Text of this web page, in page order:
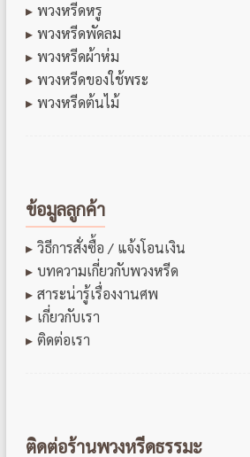
พวงหรีดหรู
พวงหรีดพัดลม
พวงหรีดผ้าห่ม
พวงหรีดของใช้พระ
พวงหรีดต้นไม้
ข้อมูลลูกค้า
วิธีการสั่งซื้อ / แจ้งโอนเงิน
บทความเกี่ยวกับพวงหรีด
สาระน่ารู้เรื่องงานศพ
เกี่ยวกับเรา
ติดต่อเรา
ติดต่อร้านพวงหรีดธรรมะ